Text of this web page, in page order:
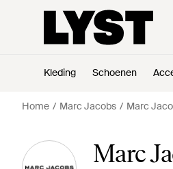
Kleding Schoenen
Home Marc Jacobs Marc
Marc